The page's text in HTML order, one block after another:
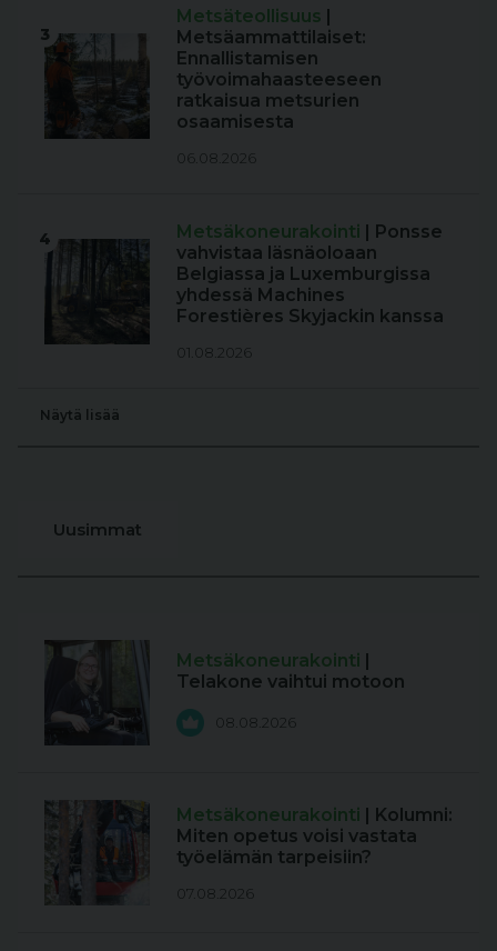
3
Metsäteollisuus |
Metsäammattilaiset:
Ennallistamisen
työvoimahaasteeseen
ratkaisua metsurien
osaamisesta
06.08.2026
4 Metsäkoneurakointi | Ponsse
vahvistaa läsnäoloaan
Belgiassa ja Luxemburgissa
yhdessä Machines
Forestières Skyjackin kanssa
01.08.2026
Näytä lisää
Uusimmat
Metsäkoneurakointi |
Telakone vaihtui motoon
08.08.2026
Metsäkoneurakointi | Kolumni:
Miten opetus voisi vastata
työelämän tarpeisiin?
07.08.2026